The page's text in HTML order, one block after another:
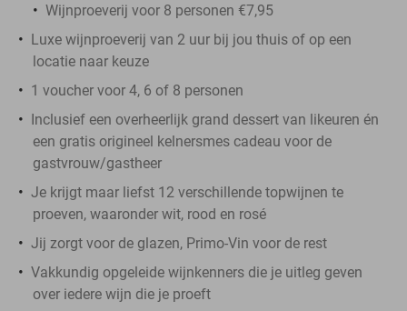
Wijnproeverij voor 8 personen €7,95
Luxe wijnproeverij van 2 uur bij jou thuis of op een
locatie naar keuze
1 voucher voor 4, 6 of 8 personen
Inclusief een overheerlijk grand dessert van likeuren én
een gratis origineel kelnersmes cadeau voor de
gastvrouw/gastheer
Je krijgt maar liefst 12 verschillende topwijnen te
proeven, waaronder wit, rood en rosé
Jij zorgt voor de glazen, Primo-Vin voor de rest
Vakkundig opgeleide wijnkenners die je uitleg geven
over iedere wijn die je proeft